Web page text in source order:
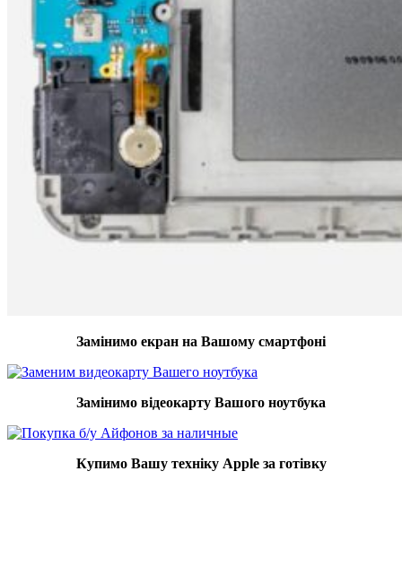
Замінимо екран на Вашому смартфоні
Замінимо відеокарту Вашого ноутбука
Купимо Вашу техніку Apple за готівку